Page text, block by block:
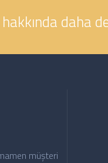
hakkında daha
müşteri